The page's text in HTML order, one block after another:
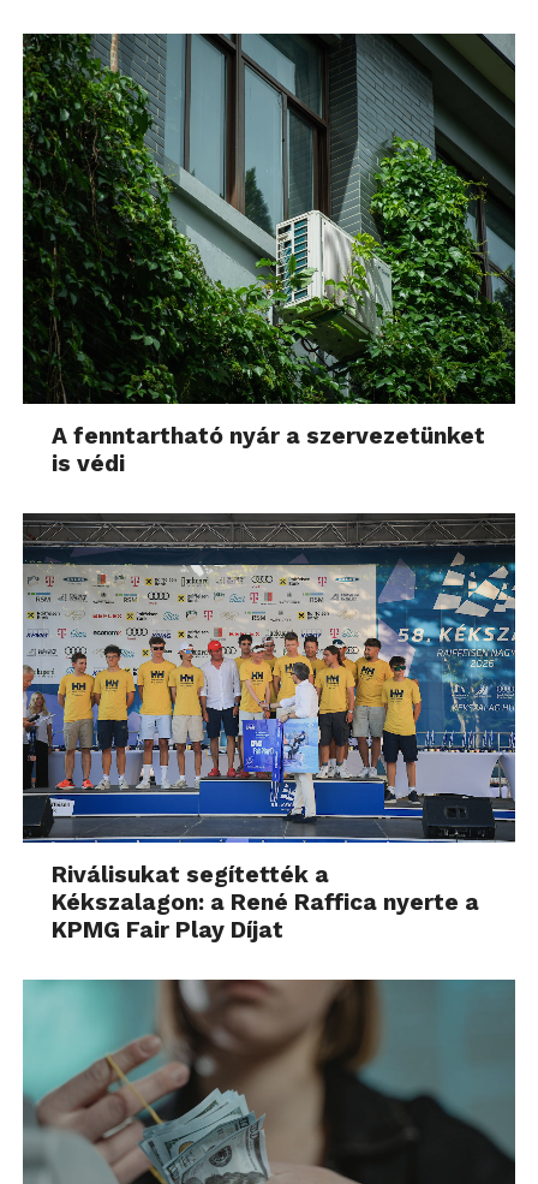
A fenntartható nyár a szervezetünket
is védi
Riválisukat segítették a
Kékszalagon: a René Raffica nyerte a
KPMG Fair Play Díjat